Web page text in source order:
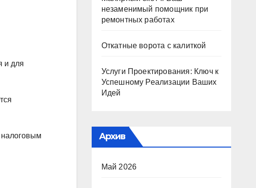
и для
налоговым
незаменимый помощник при
ремонтных работах
Откатные ворота с калиткой
Услуги Проектирования: Ключ к
Успешному Реализации Ваших
Идей
Архив
Май 2026